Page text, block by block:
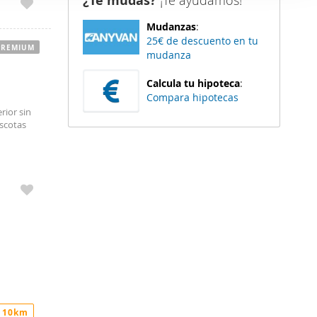
funciones
del
del uso
sin
Mudanzas:
25€ de descuento en tu
mudanza
Calcula tu hipoteca:
Compara hipotecas